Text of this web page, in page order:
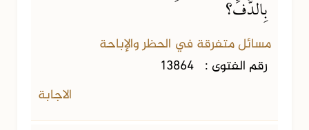
بِالدُّفِّ؟
مسائل متفرقة في الحظر والإباحة
رقم الفتوى : 13864
الاجابة